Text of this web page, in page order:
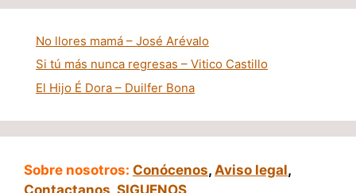
No llores mamá – José Arévalo
Si tú más nunca regresas – Vitico Castillo
El Hijo É Dora – Duilfer Bona
Sobre nosotros: Conócenos, Aviso legal,
Contactanos SIGUENOS